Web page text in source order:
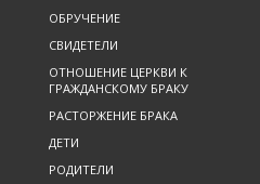
ОБРУЧЕНИЕ
СВИДЕТЕЛИ
ОТНОШЕНИЕ ЦЕРКВИ К
ГРАЖДАНСКОМУ БРАКУ
РАСТОРЖЕНИЕ БРАКА
ДЕТИ
РОДИТЕЛИ